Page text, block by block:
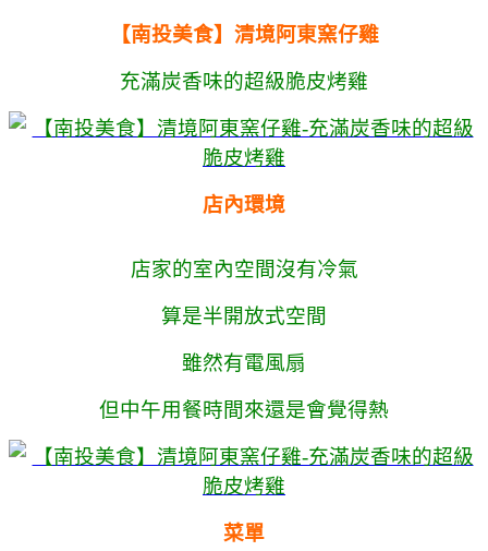
【南投美食】清境阿東窯仔雞
充滿炭香味的超級脆皮烤雞
店內環境
店家的室內空間沒有冷氣
算是半開放式空間
雖然有電風扇
但中午用餐時間來還是會覺得熱
菜單